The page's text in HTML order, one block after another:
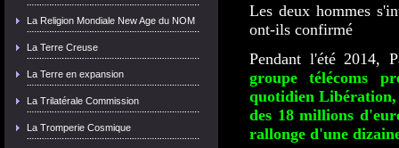
La Religion Mondiale New Age du NOM
La Terre Creuse
La Terre en expansion
La Trilatérale Commission
La Tromperie Cosmique
Les deux hommes
ont-ils confirmé
Pendant l'été 2014,
groupe télécoms
quotidien
des 18 millions
rallonge d'une